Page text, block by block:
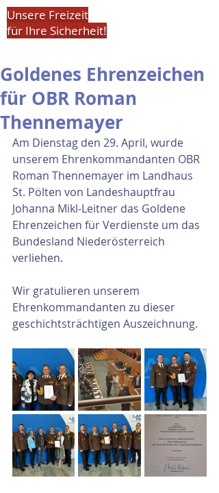
Unsere Freizeit
für Ihre Sicherheit!
Goldenes Ehrenzeichen
für OBR Roman
Thennemayer
Am Dienstag den 29. April, wurde
unserem Ehrenkommandanten OBR
Roman Thennemayer im Landhaus
St. Pölten von Landeshauptfrau
Johanna Mikl-Leitner das Goldene
Ehrenzeichen für Verdienste um das
Bundesland Niederösterreich
verliehen.
Wir gratulieren unserem
Ehrenkommandanten zu dieser
geschichtsträchtigen Auszeichnung.